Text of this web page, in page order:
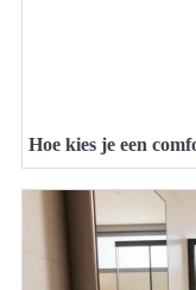
Hoe kies je een